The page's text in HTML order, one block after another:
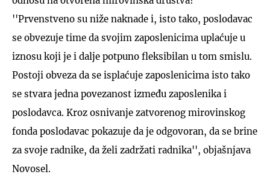
''Prvenstveno su niže naknade i, isto tako, poslodavac
se obvezuje time da svojim zaposlenicima uplaćuje u
iznosu koji je i dalje potpuno fleksibilan u tom smislu.
Postoji obveza da se isplaćuje zaposlenicima isto tako
se stvara jedna povezanost između zaposlenika i
poslodavca. Kroz osnivanje zatvorenog mirovinskog
fonda poslodavac pokazuje da je odgovoran, da se brine
za svoje radnike, da želi zadržati radnika'', objašnjava
Novosel.